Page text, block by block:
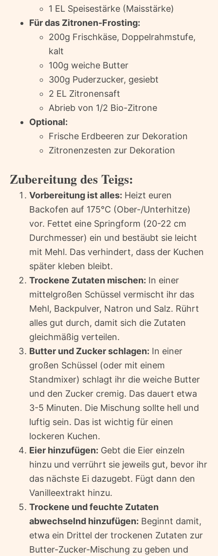
1 EL Speisestärke (Maisstärke)
Für das Zitronen-Frosting:
200g Frischkäse, Doppelrahmstufe,
kalt
100g weiche Butter
300g Puderzucker, gesiebt
2 EL Zitronensaft
Abrieb von 1/2 Bio-Zitrone
Optional:
Frische Erdbeeren zur Dekoration
Zitronenzesten zur Dekoration
Zubereitung des Teigs:
Vorbereitung ist alles: Heizt euren
Backofen auf 175°C (Ober-/Unterhitze)
vor. Fettet eine Springform (20-22 cm
Durchmesser) ein und bestäubt sie leicht
mit Mehl. Das verhindert, dass der Kuchen
später kleben bleibt.
Trockene Zutaten mischen: In einer
mittelgroßen Schüssel vermischt ihr das
Mehl, Backpulver, Natron und Salz. Rührt
alles gut durch, damit sich die Zutaten
gleichmäßig verteilen.
Butter und Zucker schlagen: In einer
großen Schüssel (oder mit einem
Standmixer) schlagt ihr die weiche Butter
und den Zucker cremig. Das dauert etwa
3-5 Minuten. Die Mischung sollte hell und
luftig sein. Das ist wichtig für einen
lockeren Kuchen.
Eier hinzufügen: Gebt die Eier einzeln
hinzu und verrührt sie jeweils gut, bevor ihr
das nächste Ei dazugebt. Fügt dann den
Vanilleextrakt hinzu.
Trockene und feuchte Zutaten
abwechselnd hinzufügen: Beginnt damit,
etwa ein Drittel der trockenen Zutaten zur
Butter-Zucker-Mischung zu geben und